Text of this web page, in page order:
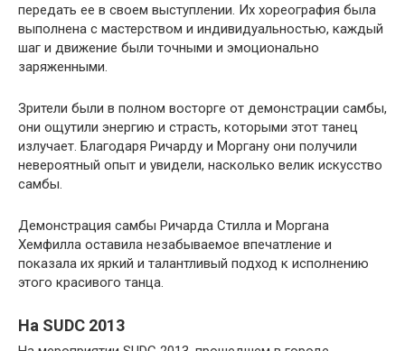
передать ее в своем выступлении. Их хореография была
выполнена с мастерством и индивидуальностью, каждый
шаг и движение были точными и эмоционально
заряженными.
Зрители были в полном восторге от демонстрации самбы,
они ощутили энергию и страсть, которыми этот танец
излучает. Благодаря Ричарду и Моргану они получили
невероятный опыт и увидели, насколько велик искусство
самбы.
Демонстрация самбы Ричарда Стилла и Моргана
Хемфилла оставила незабываемое впечатление и
показала их яркий и талантливый подход к исполнению
этого красивого танца.
На SUDC 2013